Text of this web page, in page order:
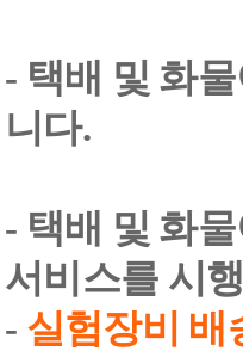
- 택배 및 화
니다.
- 택배 및 화
서비스를 시
- 실험장비 배